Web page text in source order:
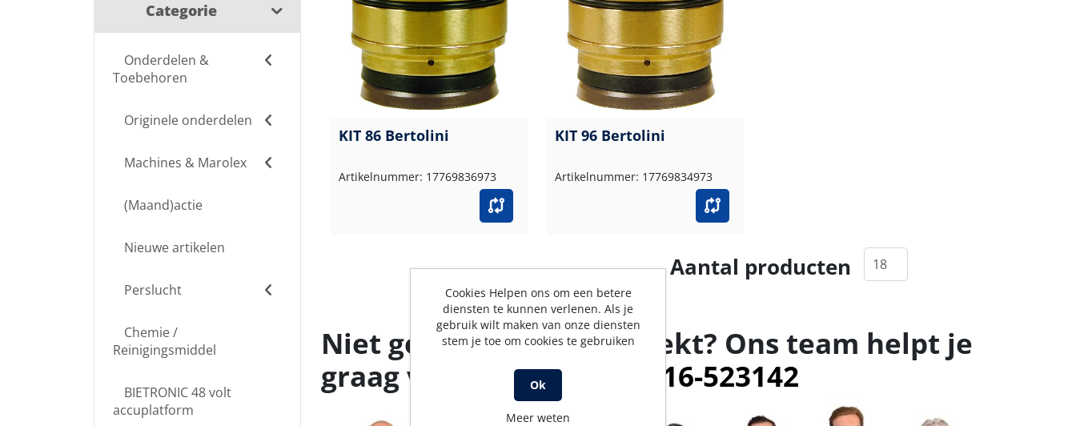
Categorie
Onderdelen &
Toebehoren
Originele onderdelen
Machines & Marolex
(Maand)actie
Nieuwe artikelen
Perslucht
Chemie /
Reinigingsmiddel
BIETRONIC 48 volt
accuplatform
KIT 86 Bertolini
Artikelnummer: 17769836973
KIT 96 Bertolini
Artikelnummer: 17769834973
Aantal producten
Niet gevonden wat je zoekt? Ons team helpt je
graag verder.Bel met 0316-523142
Cookies Helpen ons om een betere
diensten te kunnen verlenen. Als je
gebruik wilt maken van onze diensten
stem je toe om cookies te gebruiken
Ok
Meer weten